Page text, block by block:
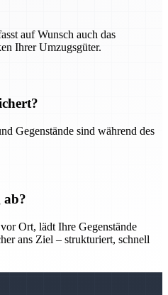
auf Wunsch auch das
Ihrer Umzugsgüter.
Gegenstände sind während des
ab?
Ort, lädt Ihre Gegenstände
ans Ziel – strukturiert, schnell